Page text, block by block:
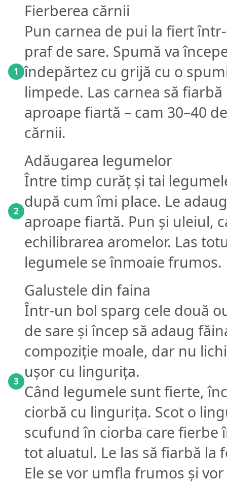
1
Fierberea cărnii
Pun carnea de pui la fiert
praf de sare. Spumă va
îndepărtez cu grijă cu o
limpede. Las carnea să
aproape fiartă – cam 30–40
cărnii.
2
Adăugarea legumelor
Între timp curăț și tai
după cum îmi place. Le
aproape fiartă. Pun și uleiul,
echilibrarea aromelor. Las
legumele se înmoaie frumos.
3
Galustele din faina
Într-un bol sparg cele două
de sare și încep să adaug
compoziție moale, dar nu
ușor cu lingurița.
Când legumele sunt fierte,
ciorbă cu lingurița. Scot o
scufund în ciorba care fierbe
tot aluatul. Le las să fiarbă la
Ele se vor umfla frumos și